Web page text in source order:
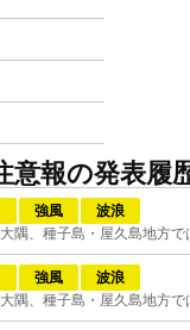
意報の発表履
強風
波浪
隅、種子島・屋久島地方で
強風
波浪
隅、種子島・屋久島地方で